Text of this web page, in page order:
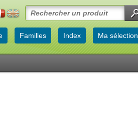
Familles Index Ma sélection